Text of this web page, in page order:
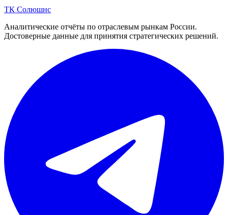
ТК Солюшнс
Аналитические отчёты по отраслевым рынкам России.
Достоверные данные для принятия стратегических решений.